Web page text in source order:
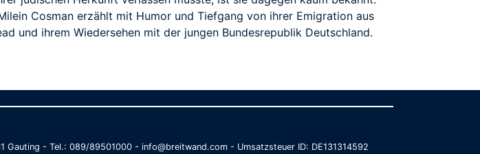
Cosman erzählt mit Humor und Tiefgang von ihrer Emigration aus
und ihrem Wiedersehen mit der jungen Bundesrepublik Deutschland.
- Tel.: 089/89501000 - info@breitwand.com - Umsatzsteuer ID: DE131314592